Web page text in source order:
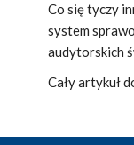
Co się tyczy
system
audytorskich
Cały artykuł